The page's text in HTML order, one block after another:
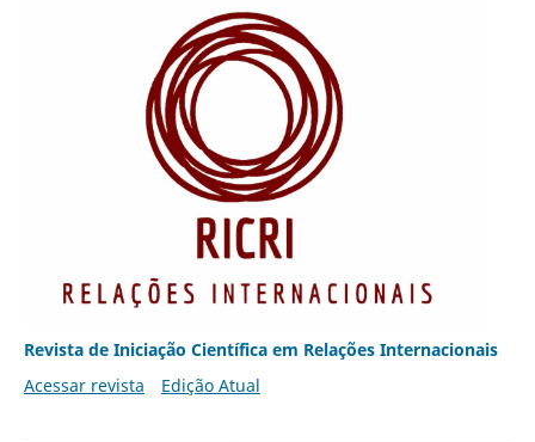
Revista de Iniciação Científica em Relações Internacionais
Acessar revista
Edição Atual